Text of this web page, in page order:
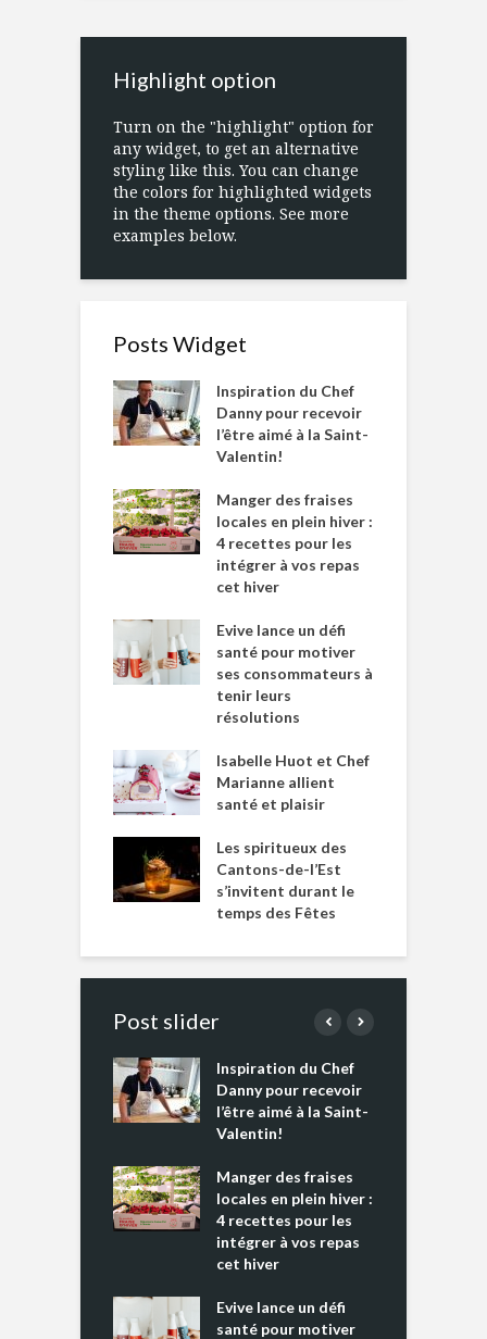
Highlight option
Turn on the "highlight" option for
any widget, to get an alternative
styling like this. You can change
the colors for highlighted widgets
in the theme options. See more
examples below.
Posts Widget
Inspiration du Chef
Danny pour recevoir
l’être aimé à la Saint-
Valentin!
Manger des fraises
locales en plein hiver :
4 recettes pour les
intégrer à vos repas
cet hiver
Evive lance un défi
santé pour motiver
ses consommateurs à
tenir leurs
résolutions
Isabelle Huot et Chef
Marianne allient
santé et plaisir
Les spiritueux des
Cantons-de-l’Est
s’invitent durant le
temps des Fêtes
Post slider
Inspiration du Chef
Danny pour recevoir
l’être aimé à la Saint-
Valentin!
Manger des fraises
locales en plein hiver :
4 recettes pour les
intégrer à vos repas
cet hiver
Evive lance un défi
santé pour motiver